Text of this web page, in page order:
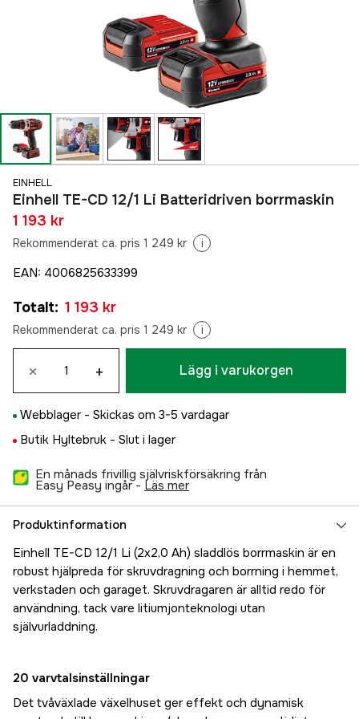
EINHELL
Einhell TE-CD 12/1 Li Batteridriven borrmaskin
1 193 kr
Rekommenderat ca. pris 1 249 kr i
EAN: 4006825633399
Totalt: 1 193 kr
Rekommenderat ca. pris 1 249 kr i
× + Lägg i varukorgen
Webblager - Skickas om 3-5 vardagar
Butik Hyltebruk - Slut i lager
En månads frivillig självriskförsäkring från
Easy Peasy ingår - läs mer
Produktinformation
Einhell TE-CD 12/1 Li (2x2,0 Ah) sladdlös borrmaskin är en
robust hjälpreda för skruvdragning och borrning i hemmet,
verkstaden och garaget. Skruvdragaren är alltid redo för
användning, tack vare litiumjonteknologi utan
självurladdning.
20 varvtalsinställningar
Det tvåväxlade växelhuset ger effekt och dynamisk